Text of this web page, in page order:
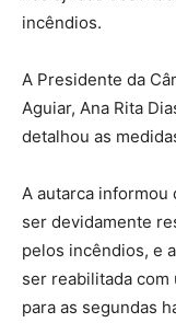
incêndios.
A Presidente da
Aguiar, Ana Rita
detalhou as
A autarca informou
ser devidamente
pelos incêndios, e
ser reabilitada com
para as segundas